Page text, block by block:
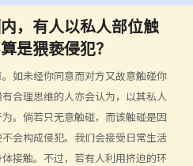
，有人以私人部位触
是猥亵侵犯？
如未经你同意而对方又故意触碰你
合理思维的人亦会认为，以其私人
。倘若只无意触碰，而该触碰是因
会构成侵犯。我们会接受日常生活
接触。不过，若有人利用挤迫的环
？
得同意，会怎样？